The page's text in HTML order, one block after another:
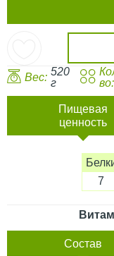
Вес: 520
г
во:
Пищевая
ценность
7
Состав